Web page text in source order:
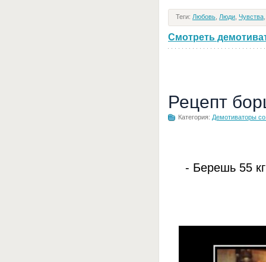
Теги: Любовь Люди Чувства
Смотреть
Рецепт
Категория: Демотиваторы
- Берешь 55